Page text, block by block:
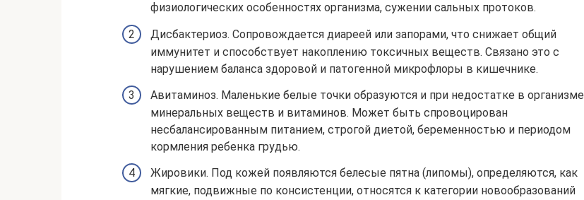
физиологических особенностях организма, сужении сальных протоков.
Дисбактериоз. Сопровождается диареей или запорами, что снижает общий
иммунитет и способствует накоплению токсичных веществ. Связано это с
нарушением баланса здоровой и патогенной микрофлоры в кишечнике.
Авитаминоз. Маленькие белые точки образуются и при недостатке в организме
минеральных веществ и витаминов. Может быть спровоцирован
несбалансированным питанием, строгой диетой, беременностью и периодом
кормления ребенка грудью.
Жировики. Под кожей появляются белесые пятна (липомы), определяются, как
мягкие, подвижные по консистенции, относятся к категории новообразований